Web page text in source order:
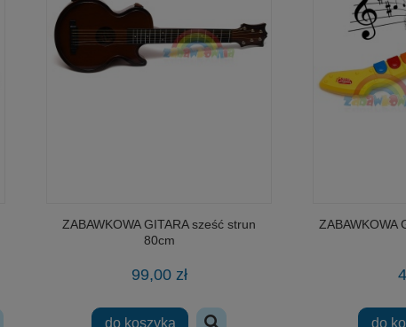
ZABAWKOWA GITARA sześć strun
80cm
99,00 zł
do koszyka
ZABAWKOWA
do